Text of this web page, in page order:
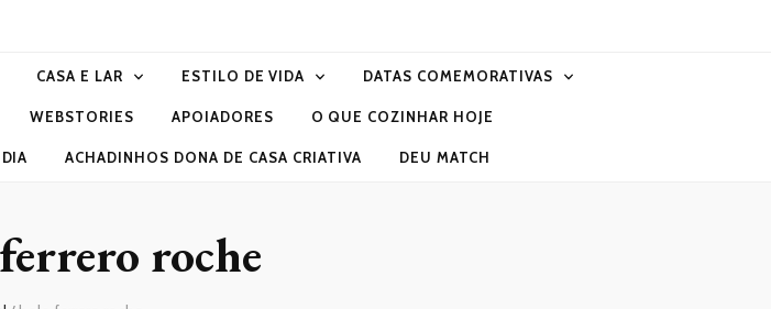
CASA E LAR ESTILO DE VIDA DATAS COMEMORATIVAS
WEBSTORIES APOIADORES O QUE COZINHAR HOJE
ACHADINHOS DONA DE CASA CRIATIVA DEU MATCH
roche